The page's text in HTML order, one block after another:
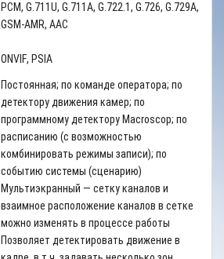
PCM, G.711U, G.711A, G.722.1, G.726, G.729A,
GSM-AMR, AAC
ONVIF, PSIA
Постоянная; по команде оператора; по
детектору движения камер; по
программному детектору Macroscop; по
расписанию (с возможностью
комбинировать режимы записи); по
событию системы (сценарию)
Мультиэкранный — сетку каналов и
взаимное расположение каналов в сетке
можно изменять в процессе работы
Позволяет детектировать движение в